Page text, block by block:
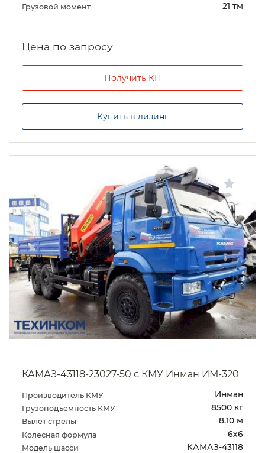
Грузовой момент 21 тм
Цена по запросу
Получить КП
Купить в лизинг
КАМАЗ-43118-23027-50 с КМУ Инман ИМ-320
Производитель КМУ Инман
Грузоподъемность КМУ 8500 кг
Вылет стрелы 8.10 м
Колесная формула 6х6
Модель шасси КАМАЗ-43118